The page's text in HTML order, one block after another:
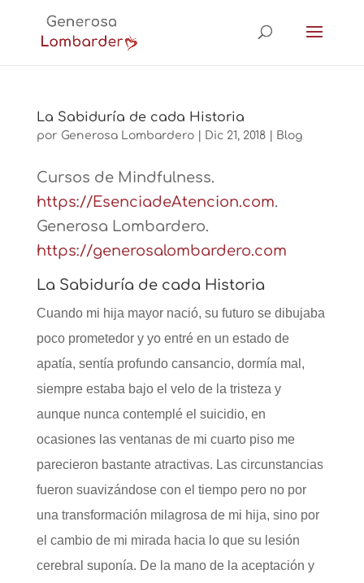
La Sabiduría de cada Historia
por Generosa Lombardero| Dic 21, 2018| Blog
Cursos de Mindfulness.
https://EsenciadeAtencion.com.
Generosa Lombardero.
https://generosalombardero.com
La Sabiduría de cada Historia
Cuando mi hija mayor nació, su futuro se dibujaba
poco prometedor y yo entré en un estado de
apatía, sentía profundo cansancio, dormía mal,
siempre estaba bajo el velo de la tristeza y
aunque nunca contemplé el suicidio, en
ocasiones las ventanas de mi cuarto piso me
parecieron bastante atractivas. Las circunstancias
fueron suavizándose con el tiempo pero no por
una transformación milagrosa de mi hija, sino por
el cambio de mi mirada hacia lo que su lesión
cerebral suponía. De la mano de la aceptación y